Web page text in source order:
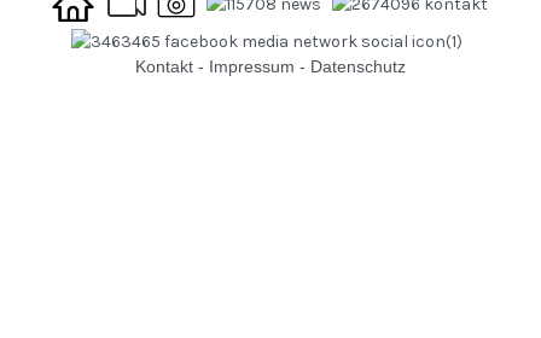
Kontakt - Impressum - Datenschutz